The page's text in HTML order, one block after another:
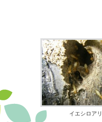
イエシロアリ